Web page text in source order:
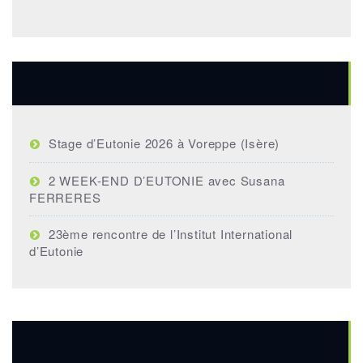
Stage d’Eutonie 2026 à Voreppe (Isère)
2 WEEK-END D’EUTONIE avec Susana
FERRERES
23ème rencontre de l’Institut International
d’Eutonie